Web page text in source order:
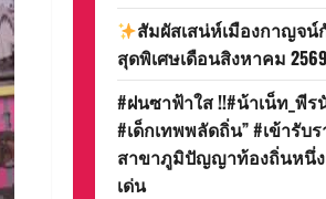
สัมผัสเสน่ห์เมืองกาญจน์
สุดพิเศษเดือนสิงหาคม 2569
#ฝนซาฟ้าใส !!#น้าเน็ท_พี
#เด็กเทพพลัดถิ่น” #เข้ารั
สาขาภูมิปัญญาท้องถิ่นหนึ่
เด่น